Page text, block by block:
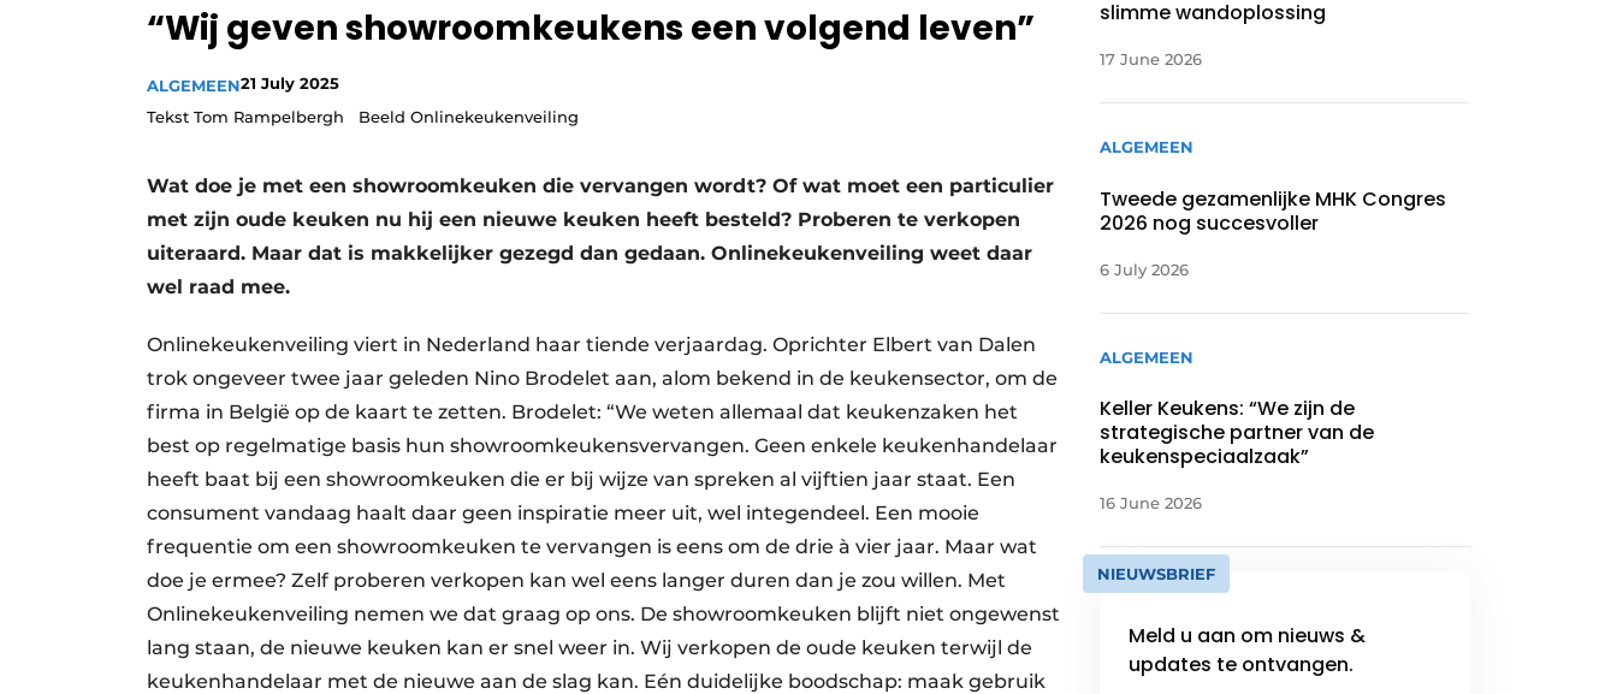
Vacature aanmelden
“Wij geven showroomkeukens een volgend leven”
ALGEMEEN21 July 2025
Tekst Tom Rampelbergh Beeld Onlinekeukenveiling
Wat doe je met een showroomkeuken die vervangen wordt? Of wat moet een particulier
met zijn oude keuken nu hij een nieuwe keuken heeft besteld? Proberen te verkopen
uiteraard. Maar dat is makkelijker gezegd dan gedaan. Onlinekeukenveiling weet daar
wel raad mee.
Onlinekeukenveiling viert in Nederland haar tiende verjaardag. Oprichter Elbert van Dalen
trok ongeveer twee jaar geleden Nino Brodelet aan, alom bekend in de keukensector, om de
firma in België op de kaart te zetten. Brodelet: “We weten allemaal dat keukenzaken het
best op regelmatige basis hun showroomkeukensvervangen. Geen enkele keukenhandelaar
heeft baat bij een showroomkeuken die er bij wijze van spreken al vijftien jaar staat. Een
consument vandaag haalt daar geen inspiratie meer uit, wel integendeel. Een mooie
frequentie om een showroomkeuken te vervangen is eens om de drie à vier jaar. Maar wat
doe je ermee? Zelf proberen verkopen kan wel eens langer duren dan je zou willen. Met
Onlinekeukenveiling nemen we dat graag op ons. De showroomkeuken blijft niet ongewenst
lang staan, de nieuwe keuken kan er snel weer in. Wij verkopen de oude keuken terwijl de
keukenhandelaar met de nieuwe aan de slag kan. Eén duidelijke boodschap: maak gebruik
slimme wandoplossing
17 June 2026
ALGEMEEN
Tweede gezamenlijke MHK Congres
2026 nog succesvoller
6 July 2026
ALGEMEEN
Keller Keukens: “We zijn de
strategische partner van de
keukenspeciaalzaak”
16 June 2026
NIEUWSBRIEF
Meld u aan om nieuws &
updates te ontvangen.